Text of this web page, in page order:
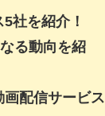
社を紹介！
る動向を紹
配信サービス